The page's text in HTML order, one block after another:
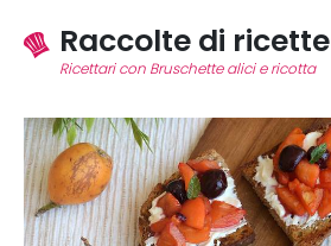
Raccolte di ricette
Ricettari con Bruschette alici e ricotta